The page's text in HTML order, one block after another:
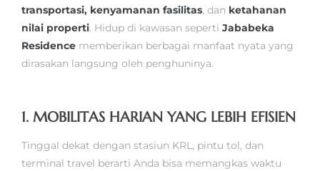
transportasi, kenyamanan fasilitas, dan ketahanan
nilai properti. Hidup di kawasan seperti Jababeka
Residence memberikan berbagai manfaat nyata yang
dirasakan langsung oleh penghuninya.
1. MOBILITAS HARIAN YANG LEBIH EFISIEN
Tinggal dekat dengan stasiun KRL, pintu tol, dan
terminal travel berarti Anda bisa memangkas waktu